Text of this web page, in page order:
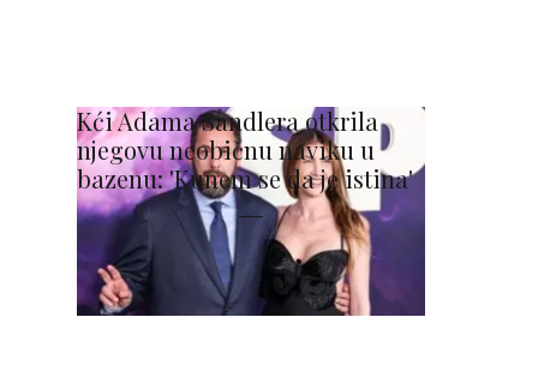
Kći Adama Sandlera otkrila
njegovu neobičnu naviku u
bazenu: 'Kunem se da je istina'